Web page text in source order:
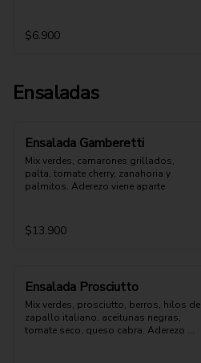
$6.900
Ensaladas
Ensalada Gamberetti
Mix verdes, camarones grillados,
palta, tomate cherry, zanahoria y
palmitos. Aderezo viene aparte
$13.900
Ensalada Prosciutto
Mix verdes, prosciutto, berros, hilos de
zapallo italiano, aceitunas negras,
tomate seco, queso cabra. Aderezo